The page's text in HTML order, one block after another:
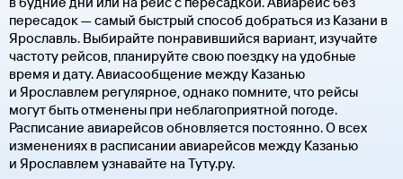
пересадок — самый быстрый способ добраться из Казани в
Ярославль. Выбирайте понравившийся вариант, изучайте
частоту рейсов, планируйте свою поездку на удобные
время и дату. Авиасообщение между Казанью
и Ярославлем регулярное, однако помните, что рейсы
могут быть отменены при неблагоприятной погоде.
Расписание авиарейсов обновляется постоянно. О всех
изменениях в расписании авиарейсов между Казанью
и Ярославлем узнавайте на Туту.ру.